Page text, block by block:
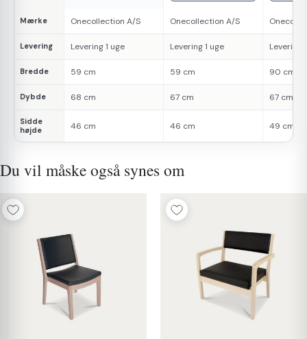
Mærke Onecollection A/S Onecollection A/S
Levering Levering 1 uge Levering 1 uge Levering
Bredde 59 cm 59 cm 90 cm
Dybde 68 cm 67 cm 67 cm
Sidde
højde
46 cm 46 cm 49 cm
Du vil måske også synes om